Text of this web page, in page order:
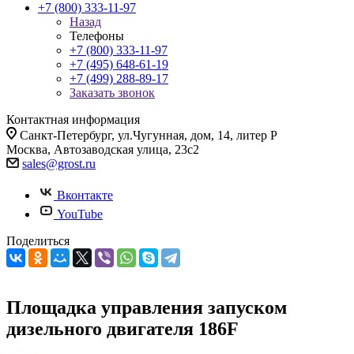
+7 (800) 333-11-97
Назад
Телефоны
+7 (800) 333-11-97
+7 (495) 648-61-19
+7 (499) 288-89-17
Заказать звонок
Контактная информация
Санкт-Петербург, ул.Чугунная, дом, 14, литер Р
Москва, Автозаводская улица, 23с2
sales@grost.ru
Вконтакте
YouTube
Поделиться
Площадка управления запуском
дизельного двигателя 186F